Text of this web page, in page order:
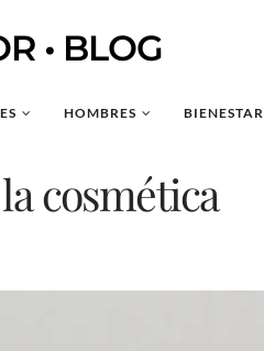
• BLOG
HOMBRES BIENESTAR
cosmética